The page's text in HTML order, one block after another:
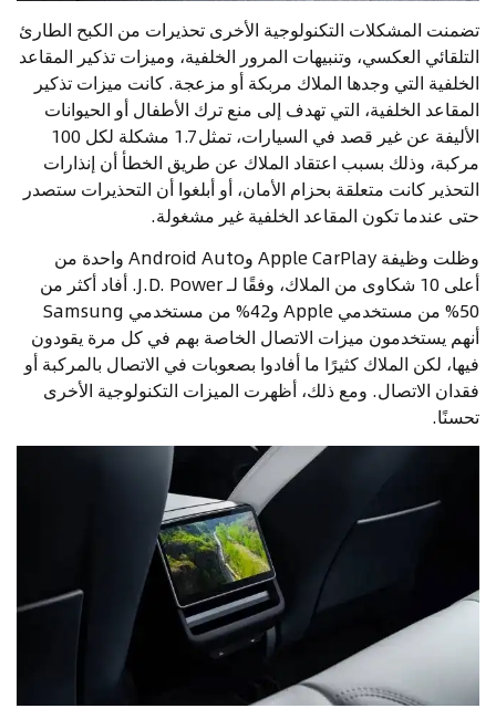
تضمنت المشكلات التكنولوجية الأخرى تحذيرات من الكبح الطارئ
التلقائي العكسي، وتنبيهات المرور الخلفية، وميزات تذكير المقاعد
الخلفية التي وجدها الملاك مربكة أو مزعجة. كانت ميزات تذكير
المقاعد الخلفية، التي تهدف إلى منع ترك الأطفال أو الحيوانات
الأليفة عن غير قصد في السيارات، تمثل 1.7 مشكلة لكل 100
مركبة، وذلك بسبب اعتقاد الملاك عن طريق الخطأ أن إنذارات
التحذير كانت متعلقة بحزام الأمان، أو أبلغوا أن التحذيرات ستصدر
حتى عندما تكون المقاعد الخلفية غير مشغولة.
وظلت وظيفة Apple CarPlay وAndroid Auto واحدة من
أعلى 10 شكاوى من الملاك، وفقًا لـ J.D. Power. أفاد أكثر من
50% من مستخدمي Apple و42% من مستخدمي Samsung
أنهم يستخدمون ميزات الاتصال الخاصة بهم في كل مرة يقودون
فيها، لكن الملاك كثيرًا ما أفادوا بصعوبات في الاتصال بالمركبة أو
فقدان الاتصال. ومع ذلك، أظهرت الميزات التكنولوجية الأخرى
تحسنًا.